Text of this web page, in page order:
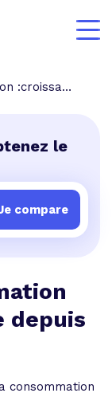
depuis cet été.
le
depuis
consommation